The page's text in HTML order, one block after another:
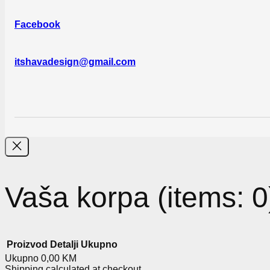
Facebook
itshavadesign@gmail.com
Vaša korpa (items:
Proizvod Detalji Ukupno
Ukupno 0,00 KM